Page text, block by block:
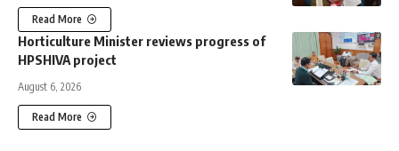
Read More
Horticulture Minister reviews progress of
HPSHIVA project
August 6, 2026
Read More